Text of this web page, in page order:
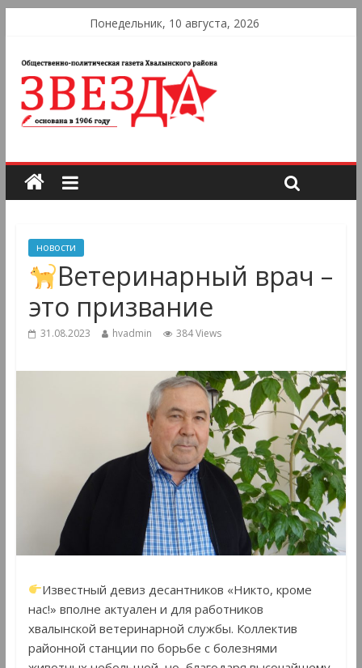
Понедельник, 10 августа, 2026
новости
Ветеринарный врач –
это призвание
31.08.2023 hvadmin 384 Views
Известный девиз десантников «Никто, кроме
нас!» вполне актуален и для работников
хвалынской ветеринарной службы. Коллектив
районной станции по борьбе с болезнями